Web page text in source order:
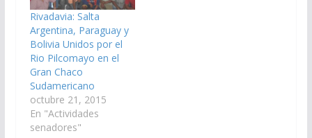
8.497 Decreto de
Promulgación…
Rivadavia: Salta
Argentina, Paraguay y
Bolivia Unidos por el
Rio Pilcomayo en el
Gran Chaco
Sudamericano
octubre 21, 2015
En "Actividades
senadores"